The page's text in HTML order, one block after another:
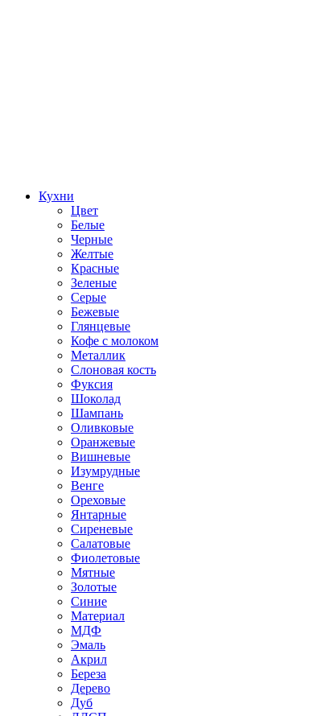
Кухни
Цвет
Белые
Черные
Желтые
Красные
Зеленые
Серые
Бежевые
Глянцевые
Кофе с молоком
Металлик
Слоновая кость
Фуксия
Шоколад
Шампань
Оливковые
Оранжевые
Вишневые
Изумрудные
Венге
Ореховые
Янтарные
Сиреневые
Салатовые
Фиолетовые
Мятные
Золотые
Синие
Материал
МДФ
Эмаль
Акрил
Береза
Дерево
Дуб